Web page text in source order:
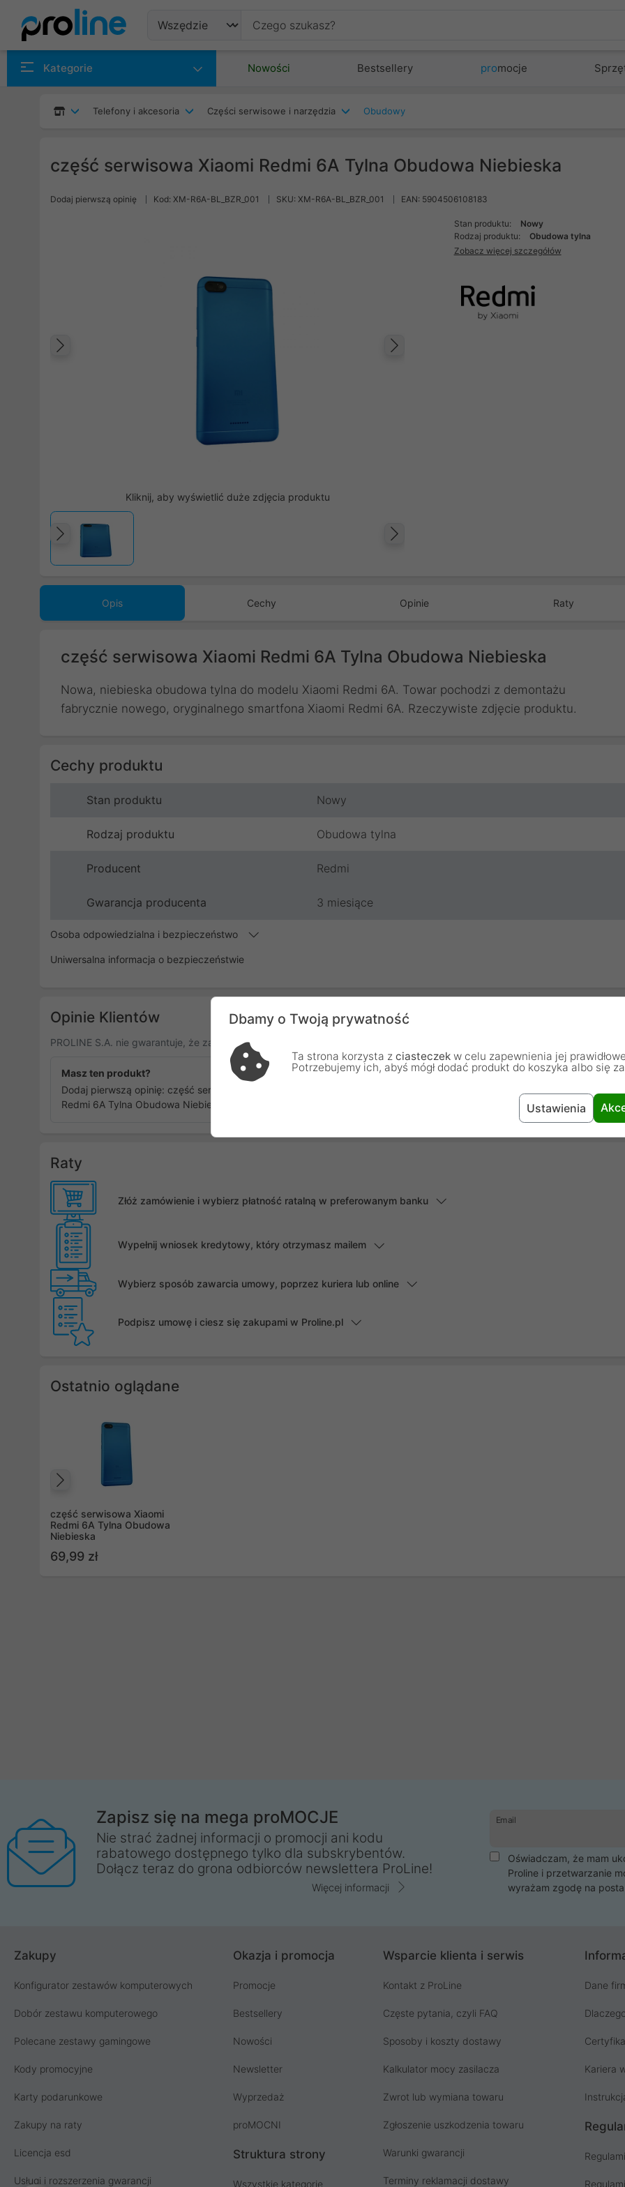
Kategorie Nowości Bestsellery promocje
Telefony i akcesoria Części serwisowe i narzędzia Obudowy
część serwisowa Xiaomi Redmi 6A Tylna Obudowa Niebieska
Dodaj pierwszą opinię Kod: XM-R6A-BL_BZR_001 SKU: XM-R6A-BL_BZR_001 EAN: 5904506108183
Kliknij, aby wyświetlić duże zdjęcia produktu
Poprzedni
Stan produktu:
Nowy
Rodzaj produktu:
Obudowa tylna
Zobacz więcej szczegółów
Opis Cechy Opinie Raty
część serwisowa Xiaomi Redmi 6A Tylna Obudowa Niebieska
Nowa, niebieska obudowa tylna do modelu Xiaomi Redmi 6A. Towar pochodzi z demontażu
fabrycznie nowego, oryginalnego smartfona Xiaomi Redmi 6A. Rzeczywiste zdjęcie produktu.
Cechy produktu
Stan produktu Nowy
Rodzaj produktu Obudowa tylna
Producent Redmi
Gwarancja producenta 3 miesiące
Osoba odpowiedzialna i bezpieczeństwo
Uniwersalna informacja o bezpieczeństwie
Opinie Klientów
PROLINE S.A. nie gwarantuje, że zamieszczone opinie pochodzą od osób, które zakupiły lub używały dany produkt.
Masz ten produkt?
Dodaj pierwszą opinię: część serwisowa Xiaomi
Redmi 6A Tylna Obudowa Niebieska
Raty
Złóż zamówienie i wybierz płatność ratalną w preferowanym banku
Wypełnij wniosek kredytowy, który otrzymasz mailem
Wybierz sposób zawarcia umowy, poprzez kuriera lub online
Podpisz umowę i ciesz się zakupami w Proline.pl
Ostatnio oglądane
część serwisowa Xiaomi
Redmi 6A Tylna Obudowa
Niebieska
69,99 zł
Poprzedni
Zapisz się na mega proMOCJE
Nie strać żadnej informacji o promocji ani kodu
rabatowego dostępnego tylko dla subskrybentów.
Dołącz teraz do grona odbiorców newslettera ProLine!
Więcej informacji
Email
Oświadczam, że mam
Proline i przetwarzanie
wyrażam zgodę na
Zakupy
Konfigurator zestawów komputerowych
Dobór zestawu komputerowego
Polecane zestawy gamingowe
Kody promocyjne
Karty podarunkowe
Zakupy na raty
Licencja esd
Usługi i rozszerzenia gwarancji
Okazja i promocja
Promocje
Bestsellery
Nowości
Newsletter
Wyprzedaż
proMOCNI
Struktura strony
Wszystkie kategorie
Wsparcie klienta i serwis
Kontakt z ProLine
Częste pytania, czyli FAQ
Sposoby i koszty dostawy
Kalkulator mocy zasilacza
Zwrot lub wymiana towaru
Zgłoszenie uszkodzenia towaru
Warunki gwarancji
Terminy reklamacji dostawy
Dane
Kariera
Dbamy o Twoją prywatność
Ta strona korzysta z ciasteczek w celu zapewnienia jej
Potrzebujemy ich, abyś mógł dodać produkt do koszyka albo się
Ustawienia